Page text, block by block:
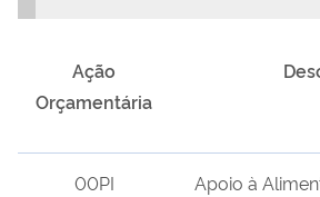
Ação
Orçamentária
00PI
Apoio à